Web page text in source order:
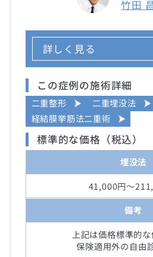
竹田
詳しく見る
この症例の施術詳細
二重整形
二重埋没法
経結膜挙筋法二重術
標準的な価格（税込）
埋没法
41,000円～
備考
上記は価格標準的な
保険適用外の自由